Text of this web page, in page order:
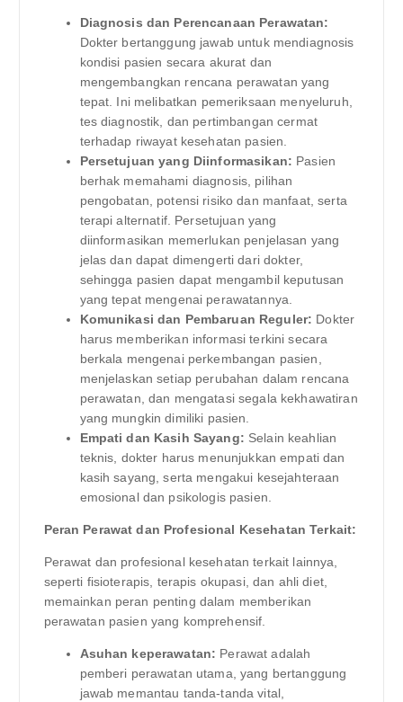
Diagnosis dan Perencanaan Perawatan:
Dokter bertanggung jawab untuk mendiagnosis
kondisi pasien secara akurat dan
mengembangkan rencana perawatan yang
tepat. Ini melibatkan pemeriksaan menyeluruh,
tes diagnostik, dan pertimbangan cermat
terhadap riwayat kesehatan pasien.
Persetujuan yang Diinformasikan: Pasien
berhak memahami diagnosis, pilihan
pengobatan, potensi risiko dan manfaat, serta
terapi alternatif. Persetujuan yang
diinformasikan memerlukan penjelasan yang
jelas dan dapat dimengerti dari dokter,
sehingga pasien dapat mengambil keputusan
yang tepat mengenai perawatannya.
Komunikasi dan Pembaruan Reguler: Dokter
harus memberikan informasi terkini secara
berkala mengenai perkembangan pasien,
menjelaskan setiap perubahan dalam rencana
perawatan, dan mengatasi segala kekhawatiran
yang mungkin dimiliki pasien.
Empati dan Kasih Sayang: Selain keahlian
teknis, dokter harus menunjukkan empati dan
kasih sayang, serta mengakui kesejahteraan
emosional dan psikologis pasien.
Peran Perawat dan Profesional Kesehatan Terkait:
Perawat dan profesional kesehatan terkait lainnya,
seperti fisioterapis, terapis okupasi, dan ahli diet,
memainkan peran penting dalam memberikan
perawatan pasien yang komprehensif.
Asuhan keperawatan: Perawat adalah
pemberi perawatan utama, yang bertanggung
jawab memantau tanda-tanda vital,